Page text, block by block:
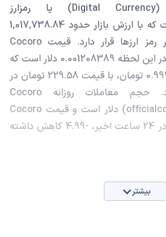
یک ارز دیجیتال (Digital Currency) یا رمزارز
(Cryptocurrency) است که با ارزش بازار حدود 1,017,738.84
دلار در رتبه 1879 بازار رمز ارزها قرار دارد. قیمت Cocoro
(officialcocoro.com) در این لحظه 0.001208389 دلار است که
با احتساب قیمت تتر 0.9993 تومان، با قیمت 229.58 تومان در
ایران معامله می‌شود. حجم معاملات روزانه Cocoro
(officialcocoro.com) 13,826.44 دلار است و قیمت Cocoro
(officialcocoro.com) در 24 ساعت اخیر، -4.99 کاهش داشته
بیشتر